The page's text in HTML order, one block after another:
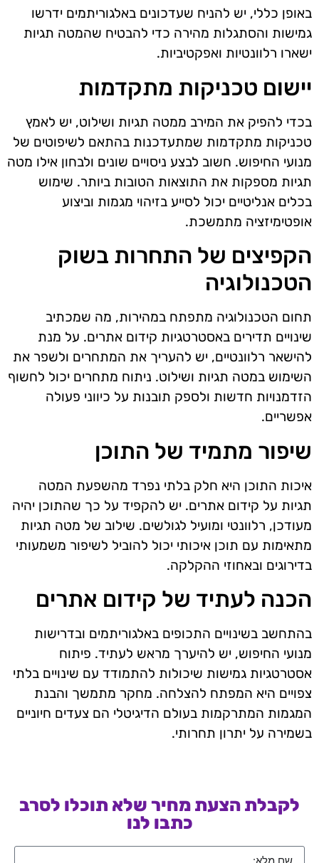
באופן כללי, יש להניח שעדכונים באלגוריתמים ידרשו
גמישות והסתגלות מהירה כדי להבטיח שהמטה תגיות
ישארו רלוונטיות ואפקטיביות.
יישום טכניקות מתקדמות
בכדי להפיק את המירב ממטה תגיות ושילוט, יש לאמץ
טכניקות מתקדמות שמתעדכנות בהתאם לשיפוטים של
מנועי החיפוש. חשוב לבצע ניסויים שונים ולבחון אילו מטה
תגיות מספקות את התוצאות הטובות ביותר. שימוש
בכלים אנליטיים יכול לסייע בזיהוי מגמות וביצוע
אופטימיזציה מתמשכת.
הקפיצים של התחרות בשוק
הטכנולוגיה
תחום הטכנולוגיה מתפתח במהירות, מה שמכתיב
שינויים תדירים באסטרטגיות קידום אתרים. על מנת
להישאר רלוונטיים, יש להעריך את המתחרים ולשפר את
השימוש במטה תגיות ושילוט. ניתוח מתחרים יכול לחשוף
הזדמנויות חדשות ולספק תובנות על כיווני פעולה
אפשריים.
שיפור מתמיד של התוכן
איכות התוכן היא חלק בלתי נפרד מהשפעת המטה
תגיות על קידום אתרים. יש להקפיד על כך שהתוכן יהיה
מעודכן, רלוונטי ומועיל לגולשים. שילוב של מטה תגיות
מתאימות עם תוכן איכותי יכול להוביל לשיפור משמעותי
בדירוגים ובאחוזי ההקלקה.
הכנה לעתיד של קידום אתרים
בהתחשב בשינויים התכופים באלגוריתמים ובדרישות
מנועי החיפוש, יש להיערך מראש לעתיד. פיתוח
אסטרטגיות גמישות שיכולות להתמודד עם שינויים בלתי
צפויים היא המפתח להצלחה. מחקר מתמשך והבנת
המגמות המתרקמות בעולם הדיגיטלי הם צעדים חיוניים
בשמירה על יתרון תחרותי.
לקבלת הצעת מחיר שלא תוכלו לסרב
כתבו לנו